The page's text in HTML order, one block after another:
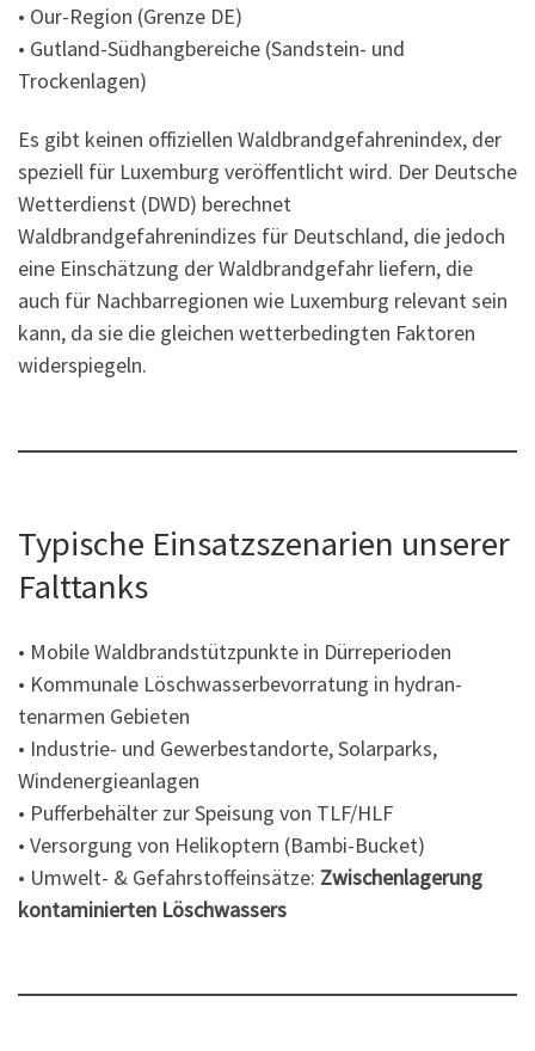
• Our-Region (Grenze DE)
• Gutland-Südhangbereiche (Sandstein- und
Trockenlagen)
Es gibt keinen offiziellen Waldbrandgefahrenindex, der
speziell für Luxemburg veröffentlicht wird. Der Deutsche
Wetterdienst (DWD) berechnet
Waldbrandgefahrenindizes für Deutschland, die jedoch
eine Einschätzung der Waldbrandgefahr liefern, die
auch für Nachbarregionen wie Luxemburg relevant sein
kann, da sie die gleichen wetterbedingten Faktoren
widerspiegeln.
Typische Einsatzszenarien unserer
Falttanks
• Mobile Waldbrandstützpunkte in Dürreperioden
• Kommunale Löschwasserbevorratung in hydran­
tenarmen Gebieten
• Industrie- und Gewerbestandorte, Solarparks,
Windenergieanlagen
• Pufferbehälter zur Speisung von TLF/HLF
• Versorgung von Helikoptern (Bambi-Bucket)
• Umwelt- & Gefahrstoffeinsätze: Zwischenlagerung
kontaminierten Löschwassers